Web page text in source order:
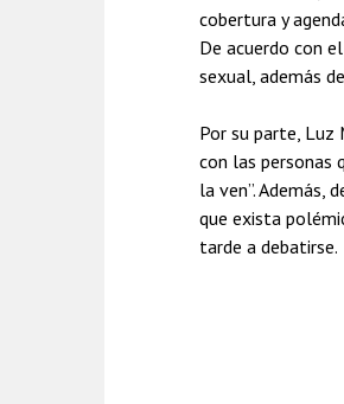
cobertura y
De acuerdo con
sexual, además
Por su parte, Luz
con las personas
la ven”. Además,
que exista
tarde a debatirse.